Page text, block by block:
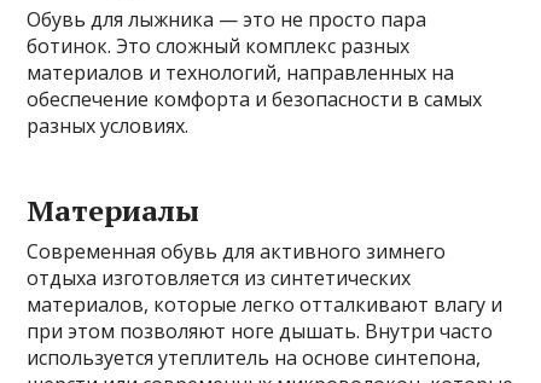
Обувь для лыжника — это не просто пара
ботинок. Это сложный комплекс разных
материалов и технологий, направленных на
обеспечение комфорта и безопасности в самых
разных условиях.
Материалы
Современная обувь для активного зимнего
отдыха изготовляется из синтетических
материалов, которые легко отталкивают влагу и
при этом позволяют ноге дышать. Внутри часто
используется утеплитель на основе синтепона,